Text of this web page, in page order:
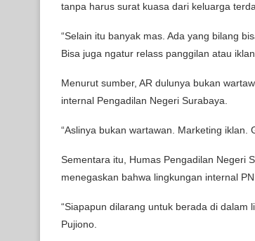
tanpa harus surat kuasa dari keluarga
“Selain itu banyak mas. Ada yang bilang
Bisa juga ngatur relass panggilan atau
Menurut sumber, AR dulunya bukan
internal Pengadilan Negeri Surabaya.
“Aslinya bukan wartawan. Marketing iklan.
Sementara itu, Humas Pengadilan Negeri
menegaskan bahwa lingkungan internal
“Siapapun dilarang untuk berada di dalam
Pujiono.